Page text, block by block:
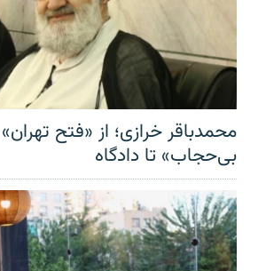
محمدباقر خرازی؛ از «فتح
بی‌حجاب» تا دادگاه